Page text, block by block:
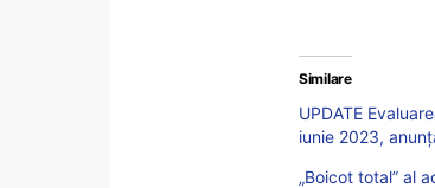
Similare
UPDATE
iunie 2023,
„Boicot total” al